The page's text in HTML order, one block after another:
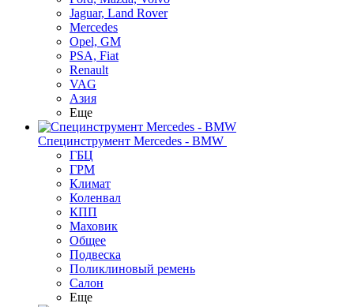
Jaguar, Land Rover
Mercedes
Opel, GM
PSA, Fiat
Renault
VAG
Азия
Еще
Специнструмент Mercedes - BMW
ГБЦ
ГРМ
Климат
Коленвал
КПП
Маховик
Общее
Подвеска
Поликлиновый ремень
Салон
Еще